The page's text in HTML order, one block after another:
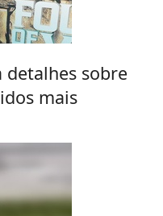
sobre
mais